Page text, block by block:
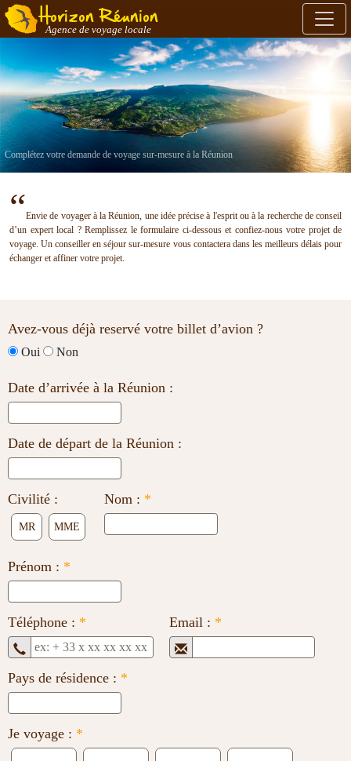
Horizon Réunion
Agence de voyage locale
Complétez votre demande de voyage sur-mesure à la Réunion
“Envie de voyager à la Réunion, une idée précise à l'esprit ou à la recherche de conseil
d’un expert local ? Remplissez le formulaire ci-dessous et confiez-nous votre projet de
voyage. Un conseiller en séjour sur-mesure vous contactera dans les meilleurs délais pour
échanger et affiner votre projet.
Avez-vous déjà reservé votre billet d’avion ?
Oui Non
Date d’arrivée à la Réunion :
Date de départ de la Réunion :
Civilité :
MR MME
Nom : *
Prénom : *
Téléphone : * Email : *
Pays de résidence : *
Je voyage : *